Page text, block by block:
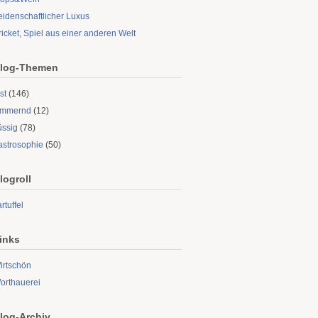
Luxus
Spiel aus einer anderen Welt
Themen
(146)
(12)
(78)
(50)